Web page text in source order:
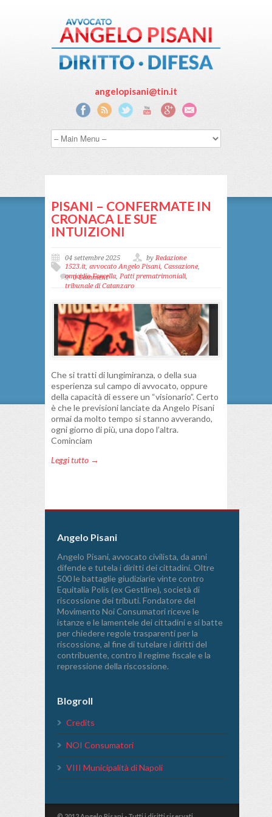
angelopisani@tin.it
PISANI – CONFERMATE IN
CRONACA LE SUE
INTUIZIONI
04 settembre 2025 byRedazione
1523.it, avvocato Angelo Pisani, Cassazione,
omicidio Forcella, Patti prematrimoniali,
tribunale di Catanzaro
0 Comment
Che si tratti di lungimiranza, o della sua
esperienza sul campo di avvocato, oppure
della capacità di essere un “visionario”. Certo
è che le previsioni lanciate da Angelo Pisani
ormai da molto tempo si stanno avverando,
ogni giorno di più, una dopo l’altra.
Cominciam
Leggi tutto →
Angelo Pisani
Angelo Pisani, avvocato civilista, da anni
difende e tutela i diritti dei cittadini. Oltre
500 le battaglie giudiziarie vinte contro
Equitalia Polis (ex Gestline), società di
riscossione dei tributi. Fondatore del
Movimento Noi Consumatori riceve le
istanze e le lamentele dei cittadini e si batte
per chiedere regole trasparenti per la
riscossione, al fine di tutelare i diritti del
contribuente, contro il regime fiscale e la
repressione della riscossione.
Blogroll
Credits
NOI Consumatori
VIII Municipalità di Napoli